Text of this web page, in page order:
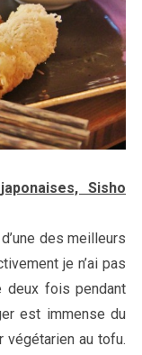
Sisho
des meilleurs
je n’ai pas
deux fois pendant
est immense du
végétarien au tofu.